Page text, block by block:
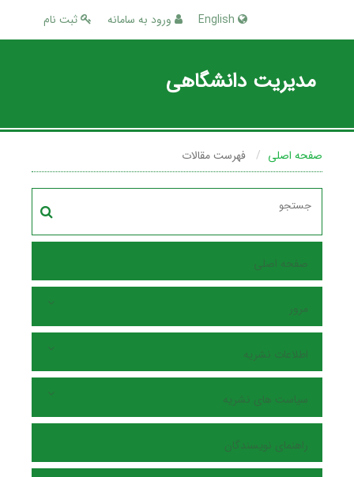
ثبت نام ورود به سامانه
مدیریت دانشگاهی
صفحه اصلی فهرست مقالات
صفحه اصلی
مرور
اطلاعات نشریه
سیاست های نشریه
راهنمای نویسندگان